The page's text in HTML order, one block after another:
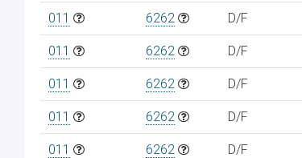
011 6262 D/F
011 6262 D/F
011 6262 D/F
011 6262 D/F
011 6262 D/F